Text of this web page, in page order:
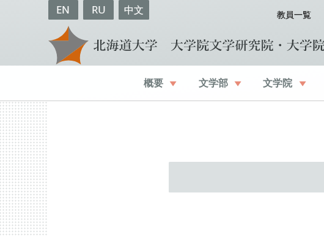
EN RU 中文 教員一覧
概要 文学部 文学院